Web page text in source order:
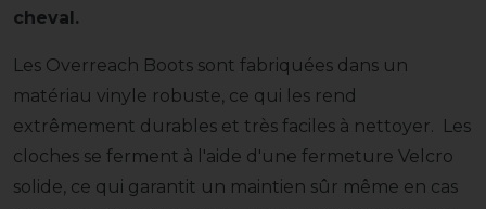
cheval.
Les Overreach Boots sont fabriquées dans un
matériau vinyle robuste, ce qui les rend
extrêmement durables et très faciles à nettoyer. Les
cloches se ferment à l'aide d'une fermeture Velcro
solide, ce qui garantit un maintien sûr même en cas